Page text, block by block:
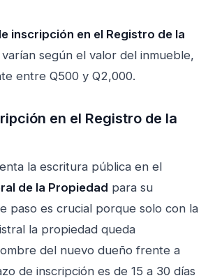
inscripción en el Registro de la
varían según el valor del inmueble,
entre Q500 y Q2,000.
en el Registro de la
la escritura pública en el
de la Propiedad para su
paso es crucial porque solo con la
la propiedad queda
del nuevo dueño frente a
de inscripción es de 15 a 30 días